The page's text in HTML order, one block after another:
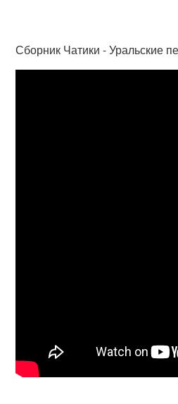
Сборник Чатики - Уральские